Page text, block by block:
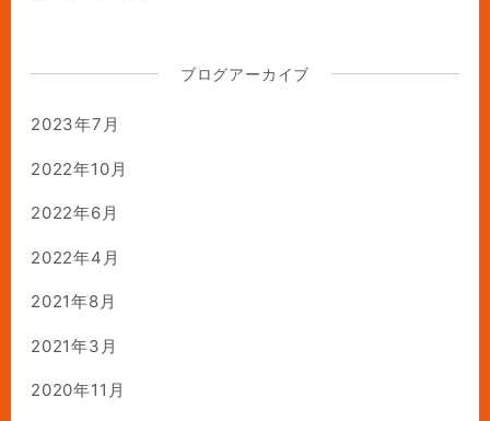
ブログアーカイブ
2023年7月
2022年10月
2022年6月
2022年4月
2021年8月
2021年3月
2020年11月